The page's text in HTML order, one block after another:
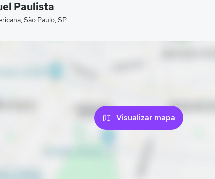
Paulista
São Paulo, SP
Visualizar mapa